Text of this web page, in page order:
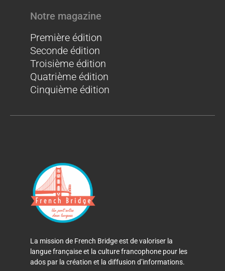
Notre magazine
Première édition
Seconde édition
Troisième édition
Quatrième édition
Cinquième édition
La mission de French Bridge est de valoriser la
langue française et la culture francophone pour les
ados par la création et la diffusion d’informations.